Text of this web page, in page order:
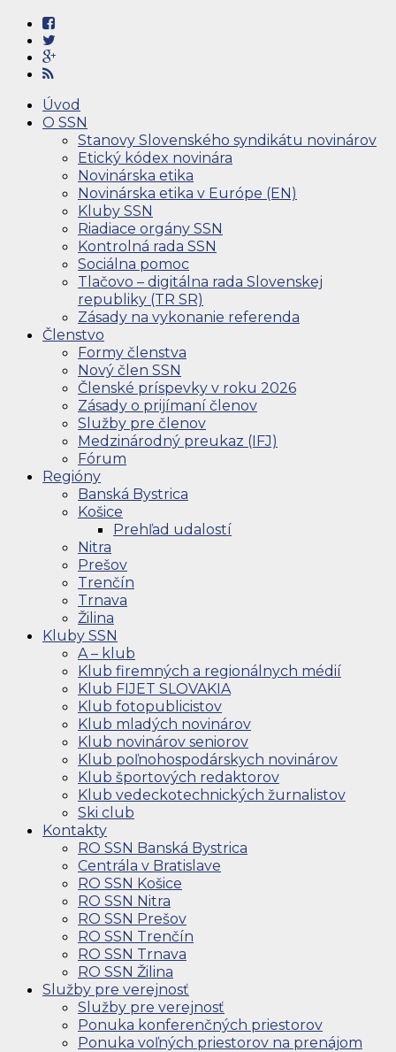
Úvod
O SSN
Stanovy Slovenského syndikátu novinárov
Etický kódex novinára
Novinárska etika
Novinárska etika v Európe (EN)
Kluby SSN
Riadiace orgány SSN
Kontrolná rada SSN
Sociálna pomoc
Tlačovo – digitálna rada Slovenskej
republiky (TR SR)
Zásady na vykonanie referenda
Členstvo
Formy členstva
Nový člen SSN
Členské príspevky v roku 2026
Zásady o prijímaní členov
Služby pre členov
Medzinárodný preukaz (IFJ)
Fórum
Regióny
Banská Bystrica
Košice
Prehľad udalostí
Nitra
Prešov
Trenčín
Trnava
Žilina
Kluby SSN
A – klub
Klub firemných a regionálnych médií
Klub FIJET SLOVAKIA
Klub fotopublicistov
Klub mladých novinárov
Klub novinárov seniorov
Klub poľnohospodárskych novinárov
Klub športových redaktorov
Klub vedeckotechnických žurnalistov
Ski club
Kontakty
RO SSN Banská Bystrica
Centrála v Bratislave
RO SSN Košice
RO SSN Nitra
RO SSN Prešov
RO SSN Trenčín
RO SSN Trnava
RO SSN Žilina
Služby pre verejnosť
Služby pre verejnosť
Ponuka konferenčných priestorov
Ponuka voľných priestorov na prenájom